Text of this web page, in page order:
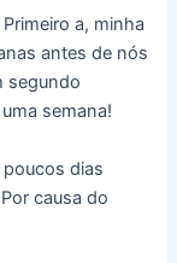
a, minha
antes de nós
segundo
semana!
dias
causa do